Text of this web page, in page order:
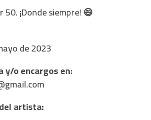
¡Donde siempre! 😄
de 2023
y/o encargos en:
artista: